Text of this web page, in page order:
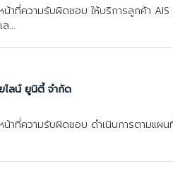
น้าที่ความรับผิดชอบ ให้บริการลูกค้า
...
ไลน์ ยูนิตี้ จำกัด
น้าที่ความรับผิดชอบ ดำเนินการตามแผ